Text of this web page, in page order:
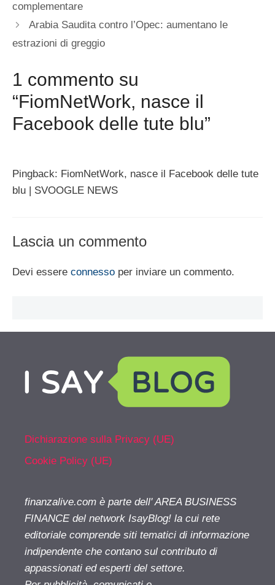
complementare
Arabia Saudita contro l’Opec: aumentano le
estrazioni di greggio
1 commento su
“FiomNetWork, nasce il
Facebook delle tute blu”
Pingback: FiomNetWork, nasce il Facebook delle tute
blu | SVOOGLE NEWS
Lascia un commento
Devi essere connesso per inviare un commento.
Dichiarazione sulla Privacy (UE)
Cookie Policy (UE)
finanzalive.com è parte dell' AREA BUSINESS
FINANCE del network IsayBlog! la cui rete
editoriale comprende siti tematici di informazione
indipendente che contano sul contributo di
appassionati ed esperti del settore.